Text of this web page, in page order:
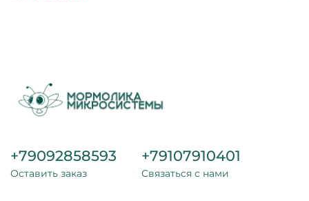
+79092858593
Оставить заказ
+79107910401
Связаться с нами